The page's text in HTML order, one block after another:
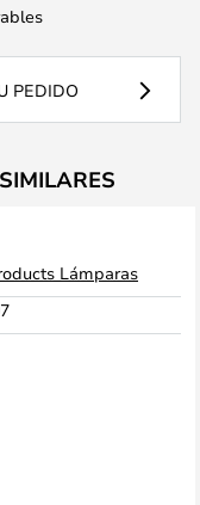
PEDIDO
Lámparas